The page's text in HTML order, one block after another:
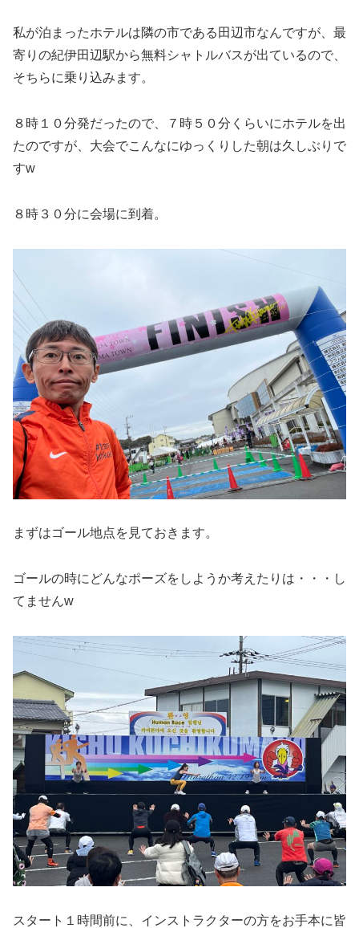
私が泊まったホテルは隣の市である田辺市なんですが、最
寄りの紀伊田辺駅から無料シャトルバスが出ているので、
そちらに乗り込みます。
８時１０分発だったので、７時５０分くらいにホテルを出
たのですが、大会でこんなにゆっくりした朝は久しぶりで
すw
８時３０分に会場に到着。
まずはゴール地点を見ておきます。
ゴールの時にどんなポーズをしようか考えたりは・・・し
てませんw
スタート１時間前に、インストラクターの方をお手本に皆